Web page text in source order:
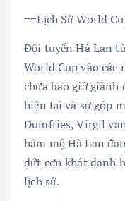
==Lịch Sử World
Đội tuyển Hà Lan
World Cup vào các
chưa bao giờ giành
hiện tại và sự góp
Dumfries, Virgil
hâm mộ Hà Lan
dứt cơn khát danh
lịch sử.